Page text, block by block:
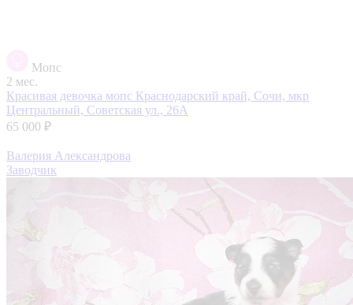
Мопс
2 мес.
Красивая девочка мопс Краснодарский край, Сочи, мкр
Центральный, Советская ул., 26А
65 000 ₽
Валерия Александрова
Заводчик